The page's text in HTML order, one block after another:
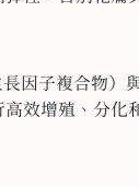
因子複合物）
效增殖、分